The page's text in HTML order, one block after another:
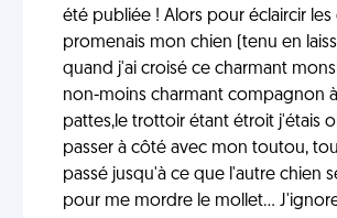
été publiée ! Alors pour éclaircir les
promenais mon chien (tenu en
quand j'ai croisé ce charmant
non-moins charmant compagnon
pattes,le trottoir étant étroit j'étais
passer à côté avec mon toutou,
passé jusqu'à ce que l'autre chien
pour me mordre le mollet...